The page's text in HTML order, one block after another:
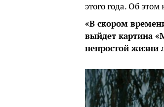
этого года. Об
«В скором
выйдет картина
непростой жизни